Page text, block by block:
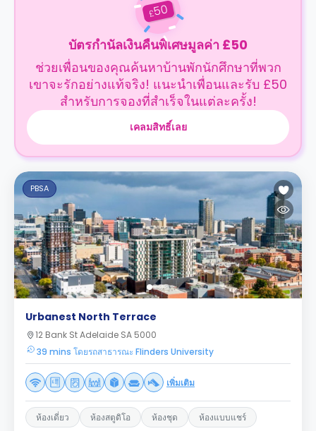
£50
บัตรกำนัลเงินคืนพิเศษมูลค่า £50
ช่วยเพื่อนของคุณค้นหาบ้านพักนักศึกษาที่พวก
เขาจะรักอย่างแท้จริง! แนะนำเพื่อนและรับ £50
สำหรับการจองที่สำเร็จในแต่ละครั้ง!
เคลมสิทธิ์เลย
PBSA
Urbanest North Terrace
12 Bank St Adelaide SA 5000
39 mins โดยรถสาธารณะ Flinders University
เพิ่มเติม
ห้องเดี่ยว ห้องสตูดิโอ ห้องชุด ห้องแบบแชร์